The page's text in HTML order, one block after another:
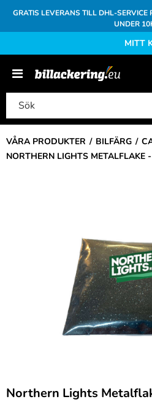
GRATIS LEVERANS TILL DHL-
UNDER
MITT
VÅRA PRODUKTER BILFÄRG
NORTHERN LIGHTS METALFLAKE
Northern Lights